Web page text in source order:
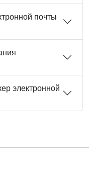
почты
электронной